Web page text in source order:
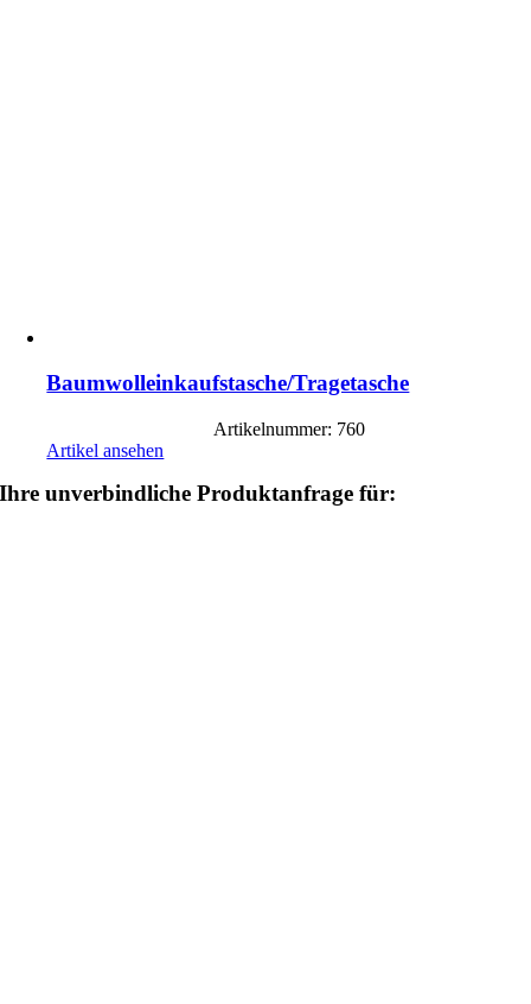
Baumwolleinkaufstasche/Tragetasche
Artikelnummer: 760
Artikel ansehen
Ihre unverbindliche Produktanfrage für: